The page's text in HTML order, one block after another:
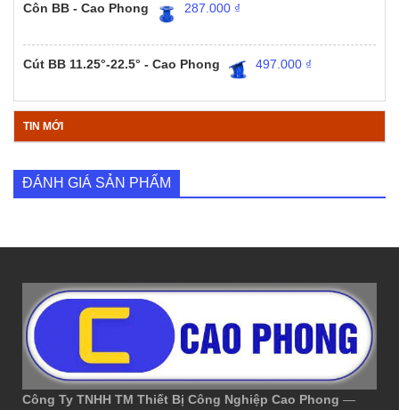
Côn BB - Cao Phong 287.000 ₫
Cút BB 11.25°-22.5° - Cao Phong 497.000 ₫
TIN MỚI
ĐÁNH GIÁ SẢN PHẨM
Công Ty TNHH TM Thiết Bị Công Nghiệp Cao Phong —